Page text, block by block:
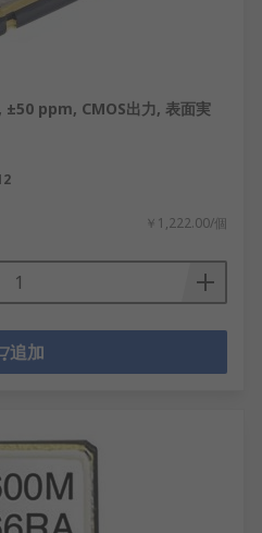
±50 ppm, CMOS出力, 表面実
￥1,222.00/個
追加